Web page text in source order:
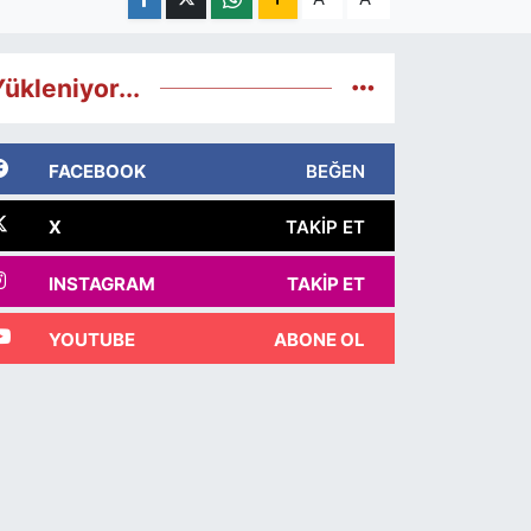
FACEBOOK BEĞEN
X TAKIP ET
INSTAGRAM TAKIP ET
YOUTUBE ABONE OL